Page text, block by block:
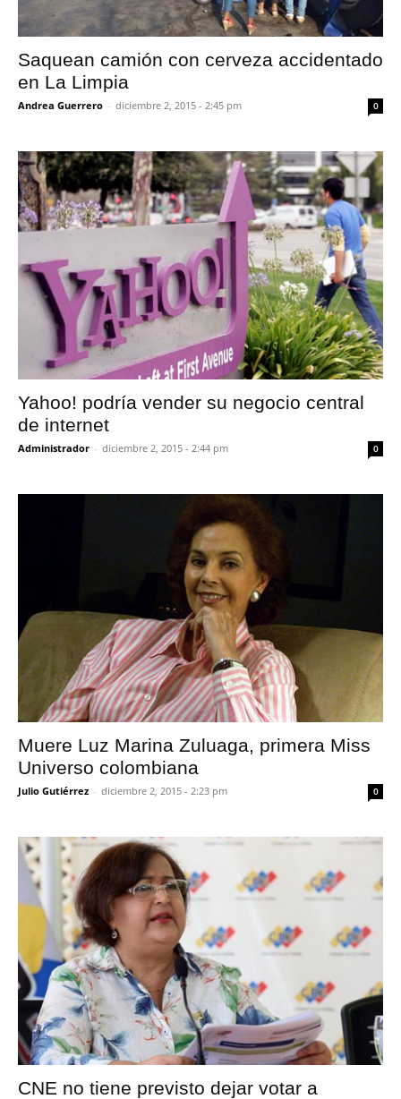
Saquean camión con cerveza accidentado
en La Limpia
Andrea Guerrero - diciembre 2, 2015 - 2:45 pm 0
Yahoo! podría vender su negocio central
de internet
Administrador - diciembre 2, 2015 - 2:44 pm 0
Muere Luz Marina Zuluaga, primera Miss
Universo colombiana
Julio Gutiérrez - diciembre 2, 2015 - 2:23 pm 0
CNE no tiene previsto dejar votar a